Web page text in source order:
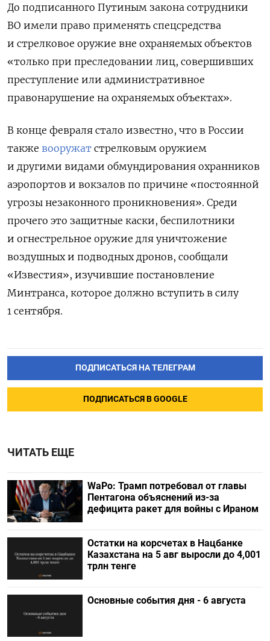
До подписанного Путиным закона сотрудники
ВО имели право применять спецсредства
и стрелковое оружие вне охраняемых объектов
«только при преследовании лиц, совершивших
преступление или административное
правонарушение на охраняемых объектах».
В конце февраля стало известно, что в России
также вооружат стрелковым оружием
и другими видами обмундирования охранников
аэропортов и вокзалов по причине «постоянной
угрозы незаконного проникновения». Среди
прочего это защитные каски, беспилотники
и огнестрельное оружие для уничтожение
воздушных и подводных дронов, сообщали
«Известия», изучившие постановление
Минтранса, которое должно вступить в силу
1 сентября.
ПОДПИСАТЬСЯ НА ТЕЛЕГРАМ
ПОДПИСАТЬСЯ В GOOGLE
ЧИТАТЬ ЕЩЕ
WaPo: Трамп потребовал от главы
Пентагона объяснений из-за
дефицита ракет для войны с Ираном
Остатки на корсчетах в Нацбанке
Казахстана на 5 авг выросли до 4,001
трлн тенге
Основные события дня - 6 августа